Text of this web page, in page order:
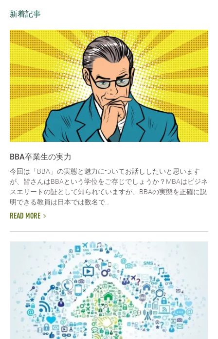
新着記事
BBA卒業生の実力
今回は「BBA」の実態と魅力についてお話ししたいと思います
が、皆さんはBBAという学位をご存じでしょうか？MBAはビジネ
スエリートの証として知られていますが、BBAの実態を正確に説
明できる教員は日本では数名で...
READ MORE